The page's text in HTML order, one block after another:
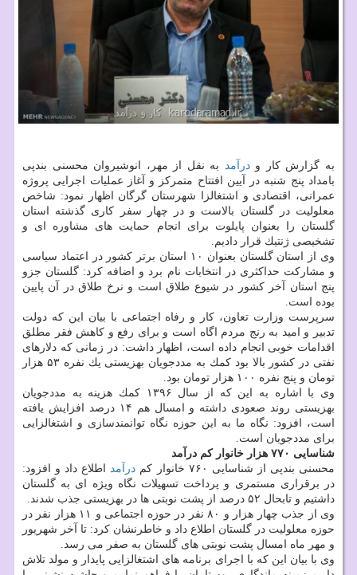
به گزارش كار ودرآمد به نقل از مهر، انوشیروان محسنی بندپی
بامداد پنج شنبه در آیین افتتاح متمركز و آغاز عملیات اجرایی پروژه
عمرانی، اقتصادی و اشتغالزا شهرستان گرگان اظهار نمود: شاخص
معلولیت در گلستان بالاست و در چهار سفر كاری گذشته استان
گلستان را بعنوان پایلوت برای انجام حمایت های مشاوره ای و
تشخیصی ژنتیك قرار دادیم.
وی از استان گلستان بعنوان ۱۰ استان برتر كشور در اعتماد سیاسی
و مشاركت حداكثری در انتخابات نام برد و اضافه كرد: گلستان جزو
پنج استان آخر كشور در شیوع طلاق است و نرخ طلاق در آن پایین
بوده است.
سرپرست وزارت تعاون، كار و رفاه اجتماعی با بیان این كه دولت
تدبیر و امید به رنج مردم اگاه است و برای رفع و كاهش فقر مطلق
اقدامات خوبی انجام داده است، اظهار داشت: در زمانی كه دلارهای
نفتی در كشور بالا بود كمك به مددجویان بهزیستی یك نفره ۵۳ هزار
تومان و پنج نفره ۱۰۰ هزار تومان بود.
وی با اشاره به این كه از سال ۱۳۹۶ كمك هزینه به مددجویان
بهزیستی روند صعودی داشته و امسال هم ۱۴ درصد افزایش یافته
است، افزود: نگاه ما به این حوزه نگاه توانمندسازی و اشتغالزایی
برای مددجویان است.
شناسایی ۷۷۰ هزار خانوار كم درآمد
محسنی بندپی از شناسایی ۷۶۰ خانوار كم
درآمداطلاع داد و افزود:
در برقراری مستمری و پرداخت تسهیلات نگاه ویژه ای به گلستان
داشتیم و تابحال ۵۲ درصد از پشت نوبتی ها در بهزیستی جذب شدند.
وی از جذب چهار هزار و ۸۰ نفر در حوزه اجتماعی و ۱۱ هزار نفر در
حوزه معلولیت در گلستان اطلاع داد و خاطرنشان كرد: تا آخر شهریور
و مهر ماه امسال پشت نوبتی های گلستان به صفر می رسد.
وی با بیان این كه با اجرای برنامه های اشتغالزایی پایدار و مولد تلاش